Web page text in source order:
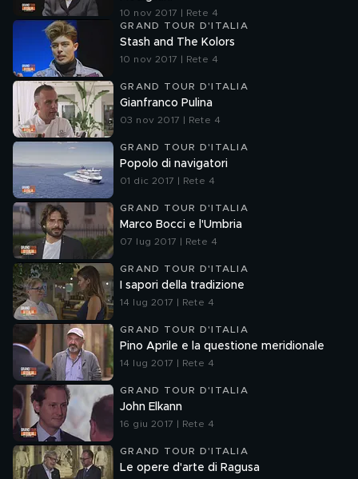
10 nov 2017 | Rete 4
GRAND TOUR D'ITALIA
Stash and The Kolors
10 nov 2017 | Rete 4
GRAND TOUR D'ITALIA
Gianfranco Pulina
03 nov 2017 | Rete 4
GRAND TOUR D'ITALIA
Popolo di navigatori
01 dic 2017 | Rete 4
GRAND TOUR D'ITALIA
Marco Bocci e l'Umbria
07 lug 2017 | Rete 4
GRAND TOUR D'ITALIA
I sapori della tradizione
14 lug 2017 | Rete 4
GRAND TOUR D'ITALIA
Pino Aprile e la questione meridionale
14 lug 2017 | Rete 4
GRAND TOUR D'ITALIA
John Elkann
16 giu 2017 | Rete 4
GRAND TOUR D'ITALIA
Le opere d'arte di Ragusa